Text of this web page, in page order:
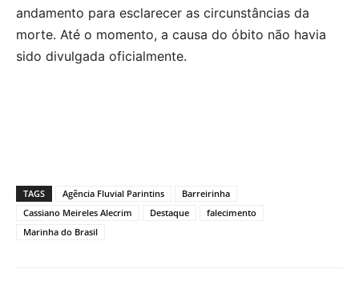
andamento para esclarecer as circunstâncias da
morte. Até o momento, a causa do óbito não havia
sido divulgada oficialmente.
TAGS Agência Fluvial Parintins
Barreirinha
Cassiano Meireles Alecrim
Destaque
falecimento
Marinha do Brasil